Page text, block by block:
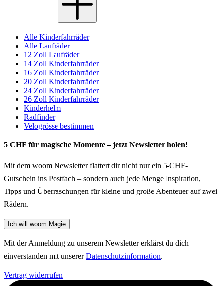
Alle Kinderfahrräder
Alle Laufräder
12 Zoll Laufräder
14 Zoll Kinderfahrräder
16 Zoll Kinderfahrräder
20 Zoll Kinderfahrräder
24 Zoll Kinderfahrräder
26 Zoll Kinderfahrräder
Kinderhelm
Radfinder
Velogrösse bestimmen
5 CHF für magische Momente – jetzt Newsletter holen!
Mit dem woom Newsletter flattert dir nicht nur ein 5-CHF-
Gutschein ins Postfach – sondern auch jede Menge Inspiration,
Tipps und Überraschungen für kleine und große Abenteuer auf zwei
Rädern.
Ich will woom Magie
Mit der Anmeldung zu unserem Newsletter erklärst du dich
einverstanden mit unsererDatenschutzinformation.
Vertrag widerrufen